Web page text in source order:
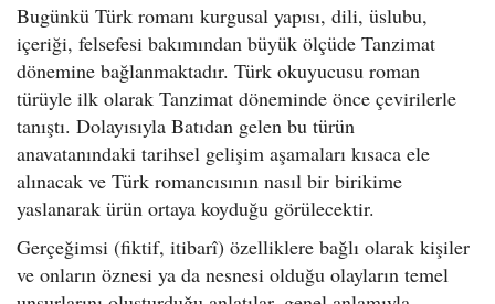
Bugünkü Türk romanı kurgusal yapısı, dili, üslubu,
içeriği, felsefesi bakımından büyük ölçüde Tanzimat
dönemine bağlanmaktadır. Türk okuyucusu roman
türüyle ilk olarak Tanzimat döneminde önce çevirilerle
tanıştı. Dolayısıyla Batıdan gelen bu türün
anavatanındaki tarihsel gelişim aşamaları kısaca ele
alınacak ve Türk romancısının nasıl bir birikime
yaslanarak ürün ortaya koyduğu görülecektir.
Gerçeğimsi (fiktif, itibarî) özelliklere bağlı olarak kişiler
ve onların öznesi ya da nesnesi olduğu olayların temel